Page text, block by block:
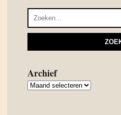
Archief
Archief